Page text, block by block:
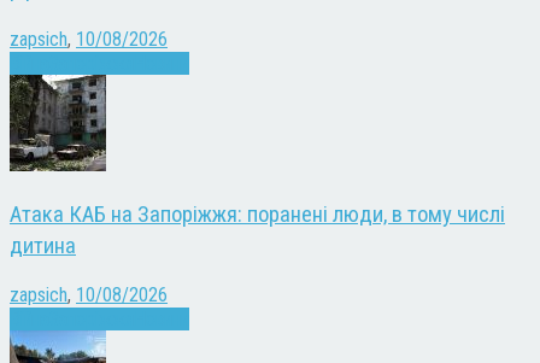
zapsich, 10/08/2026
Атака КАБ на Запоріжжя: поранені люди, в тому числі
дитина
zapsich, 10/08/2026